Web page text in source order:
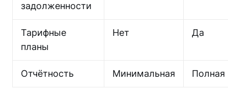
задолженности
Тарифные
планы
Нет Да
Отчётность Минимальная Полная